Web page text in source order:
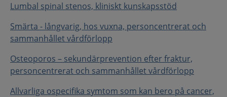
Lumbal spinal stenos, kliniskt kunskapsstöd
Smärta - långvarig, hos vuxna, personcentrerat och
sammanhållet vårdförlopp
Osteoporos – sekundärprevention efter fraktur,
personcentrerat och sammanhållet vårdförlopp
Allvarliga ospecifika symtom som kan bero på cancer,